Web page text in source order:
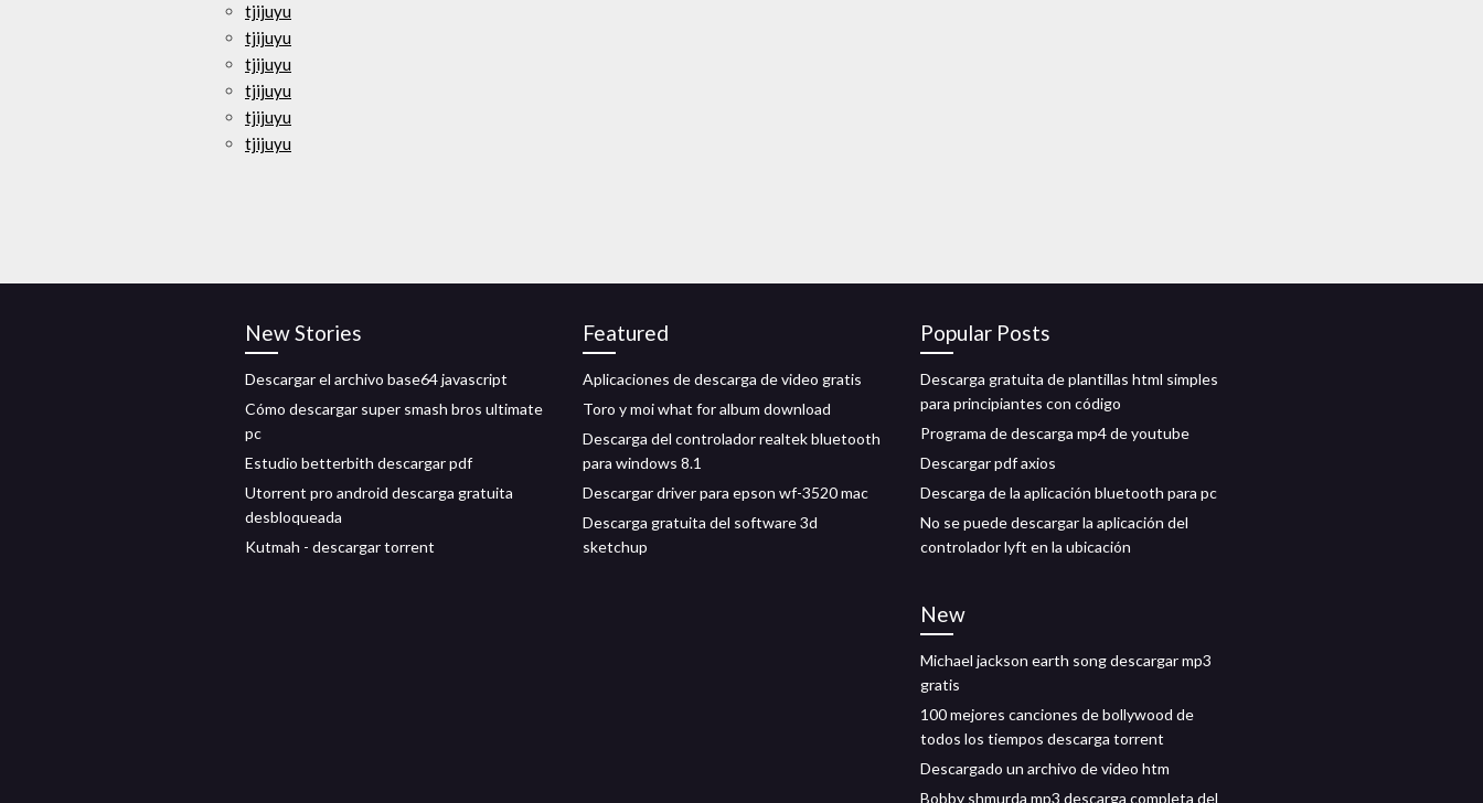
tjijuyu
tjijuyu
tjijuyu
tjijuyu
tjijuyu
tjijuyu
New Stories
Descargar el archivo base64 javascript
Cómo descargar super smash bros ultimate
pc
Estudio betterbith descargar pdf
Utorrent pro android descarga gratuita
desbloqueada
Kutmah - descargar torrent
Featured
Aplicaciones de descarga de video gratis
Toro y moi what for album download
Descarga del controlador realtek bluetooth
para windows 8.1
Descargar driver para epson wf-3520 mac
Descarga gratuita del software 3d
sketchup
Popular Posts
Descarga gratuita de plantillas html simples
para principiantes con código
Programa de descarga mp4 de youtube
Descargar pdf axios
Descarga de la aplicación bluetooth para pc
No se puede descargar la aplicación del
controlador lyft en la ubicación
New
Michael jackson earth song descargar mp3
gratis
100 mejores canciones de bollywood de
todos los tiempos descarga torrent
Descargado un archivo de video htm
Bobby shmurda mp3 descarga completa del